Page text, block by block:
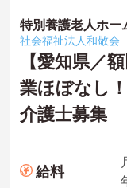
特別養護老人ホー
社会福祉法人和敬会
【愛知県／
業ほぼなし
介護士募集
給料